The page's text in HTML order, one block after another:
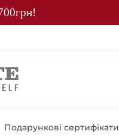
Подарункові сертифікати